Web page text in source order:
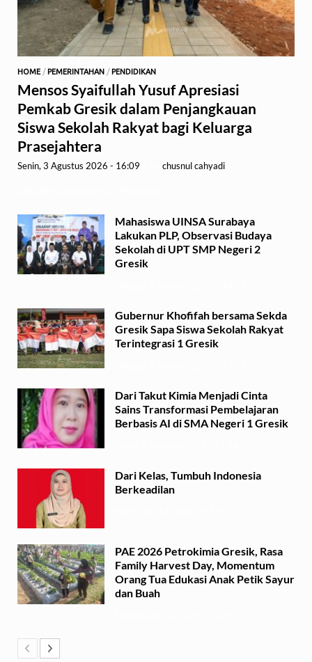
HOME / PEMERINTAHAN / PENDIDIKAN
Mensos Syaifullah Yusuf Apresiasi
Pemkab Gresik dalam Penjangkauan
Siswa Sekolah Rakyat bagi Keluarga
Prasejahtera
Senin, 3 Agustus 2026 - 16:09 chusnul cahyadi
Mahasiswa UINSA Surabaya
Lakukan PLP, Observasi Budaya
Sekolah di UPT SMP Negeri 2
Gresik
Gubernur Khofifah bersama Sekda
Gresik Sapa Siswa Sekolah Rakyat
Terintegrasi 1 Gresik
Dari Takut Kimia Menjadi Cinta
Sains Transformasi Pembelajaran
Berbasis AI di SMA Negeri 1 Gresik
Dari Kelas, Tumbuh Indonesia
Berkeadilan
PAE 2026 Petrokimia Gresik, Rasa
Family Harvest Day, Momentum
Orang Tua Edukasi Anak Petik Sayur
dan Buah